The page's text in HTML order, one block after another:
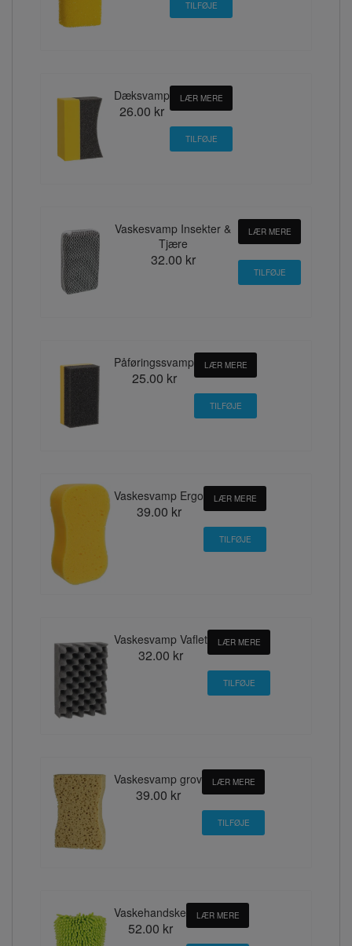
Dæksvamp
26.00 kr
LÆR MERE
Vaskesvamp Insekter &
Tjære
32.00 kr
LÆR MERE
Påføringssvamp
25.00 kr
LÆR MERE
Vaskesvamp Ergo
39.00 kr
LÆR MERE
Vaskesvamp Vaflet
32.00 kr
LÆR MERE
Vaskesvamp grov
39.00 kr
LÆR MERE
Vaskehandske
52.00 kr
LÆR MERE